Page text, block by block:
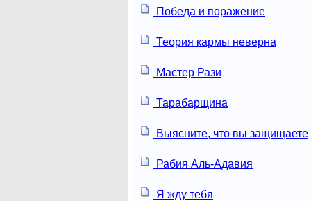
Победа и поражение
Теория кармы неверна
Мастер Рази
Тарабарщина
Выясните, что вы защищаете
Рабия Аль-Адавия
Я жду тебя